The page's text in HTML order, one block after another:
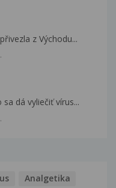
z Východu...
dá vyliečiť vírus...
Analgetika